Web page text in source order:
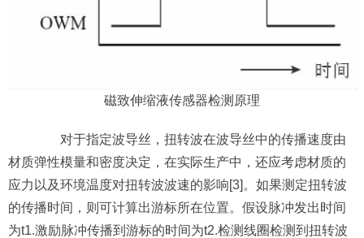
磁致伸缩液传感器检测原理
对于指定波导丝，扭转波在波导丝中的传播速度由
材质弹性模量和密度决定，在实际生产中，还应考虑材质的
应力以及环境温度对扭转波波速的影响[3]。如果测定扭转波
的传播时间，则可计算出游标所在位置。假设脉冲发出时间
为t1.激励脉冲传播到游标的时间为t2.检测线圈检测到扭转波